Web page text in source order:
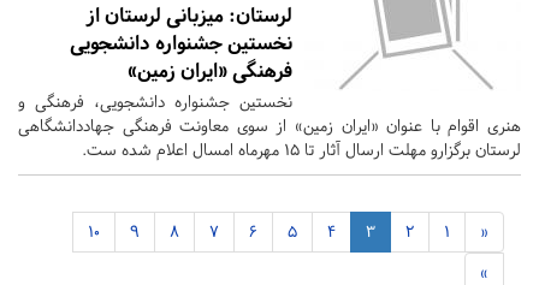
لرستان: میزبانی لرستان از
نخستین جشنواره دانشجویی
فرهنگی «ایران زمین»
نخستین جشنواره دانشجویی، فرهنگی و
هنری اقوام با عنوان «ایران زمین» از سوی معاونت فرهنگی جهاددانشگاهی
لرستان برگزارو مهلت ارسال آثار تا ۱۵ مهرماه امسال اعلام شده ست.
«
1
2
3
4
5
6
7
8
9
10
»